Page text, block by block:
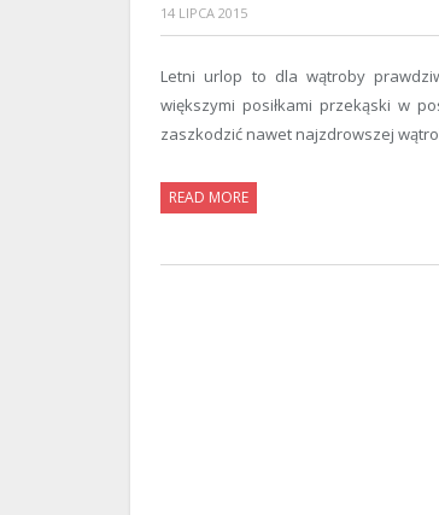
14 LIPCA 2015
Letni urlop to dla wątroby
większymi posiłkami przekąski w
zaszkodzić nawet najzdrowszej
READ MORE